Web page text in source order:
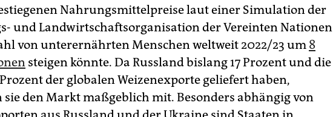
Nahrungsmittelpreise laut einer Simulation der
und Landwirtschaftsorganisation der Vereinten Nationen
von unterernährten Menschen weltweit 2022/23 um 8
steigen könnte. Da Russland bislang 17 Prozent und die
der globalen Weizenexporte geliefert haben,
den Markt maßgeblich mit. Besonders abhängig von